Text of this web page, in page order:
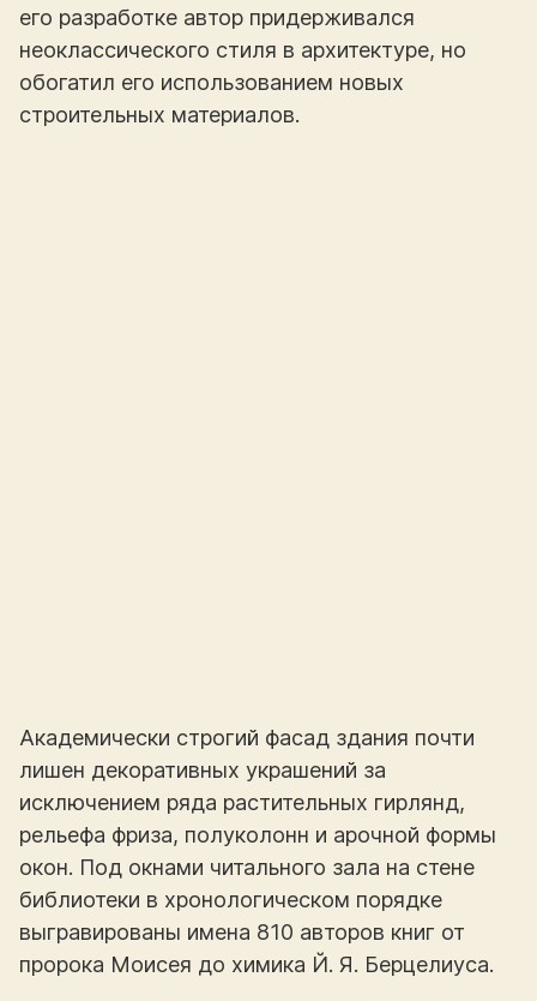
его разработке автор придерживался
неоклассического стиля в архитектуре, но
обогатил его использованием новых
строительных материалов.
Академически строгий фасад здания почти
лишен декоративных украшений за
исключением ряда растительных гирлянд,
рельефа фриза, полуколонн и арочной формы
окон. Под окнами читального зала на стене
библиотеки в хронологическом порядке
выгравированы имена 810 авторов книг от
пророка Моисея до химика Й. Я. Берцелиуса.